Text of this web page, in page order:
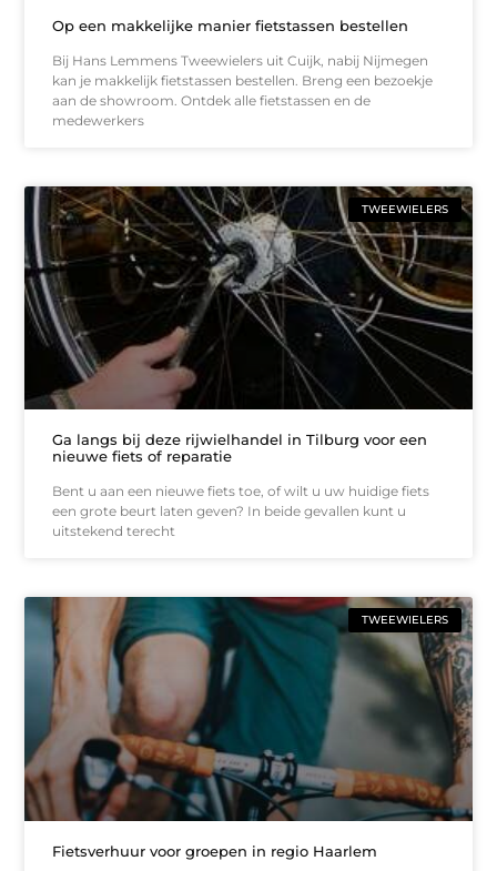
Op een makkelijke manier fietstassen bestellen
Bij Hans Lemmens Tweewielers uit Cuijk, nabij Nijmegen
kan je makkelijk fietstassen bestellen. Breng een bezoekje
aan de showroom. Ontdek alle fietstassen en de
medewerkers
TWEEWIELERS
Ga langs bij deze rijwielhandel in Tilburg voor een
nieuwe fiets of reparatie
Bent u aan een nieuwe fiets toe, of wilt u uw huidige fiets
een grote beurt laten geven? In beide gevallen kunt u
uitstekend terecht
TWEEWIELERS
Fietsverhuur voor groepen in regio Haarlem